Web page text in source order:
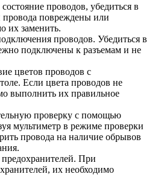
проводов, убедиться в
провода повреждены или
их заменить.
проводов. Убедиться в
подключены к разъемам и не
цветов проводов с
Если цвета проводов не
выполнить их правильное
проверку с помощью
мультиметр в режиме проверки
провода на наличие обрывов
При
их необходимо